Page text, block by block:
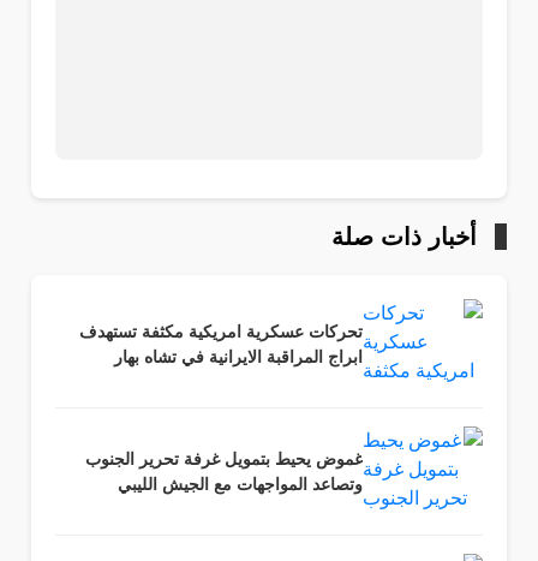
أخبار ذات صلة
تحركات عسكرية امريكية مكثفة تستهدف
ابراج المراقبة الايرانية في تشاه بهار
غموض يحيط بتمويل غرفة تحرير الجنوب
وتصاعد المواجهات مع الجيش الليبي